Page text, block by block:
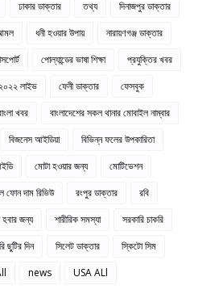
ঢাকার ডাক্তার তথ্য
দিনাজপুর ডাক্তার
ধনী হওয়ার উপায়
নারায়ণগঞ্জ ডাক্তার
পোল্যান্ডের ভাষা শিক্ষা
প্রযুক্তির খবর
লাইভ ফেনী ডাক্তার
ফেসবুক
খবর
বাংলাদেশের সকল থানার মোবাইল নাম্বার
বিজনেস আইডিয়া
বিভিন্ন ফলের উপকারিতা
মোটা হওয়ার জন্য
মোটিভেশন
ফোন দাম রিভিউ রংপুর ডাক্তার
রবি
হবার জন্য শারীরিক সমস্যা
সরকারি চাকরি
ছুটির দিন সিলেট ডাক্তার
স্কিটো সিম
news USA ALl